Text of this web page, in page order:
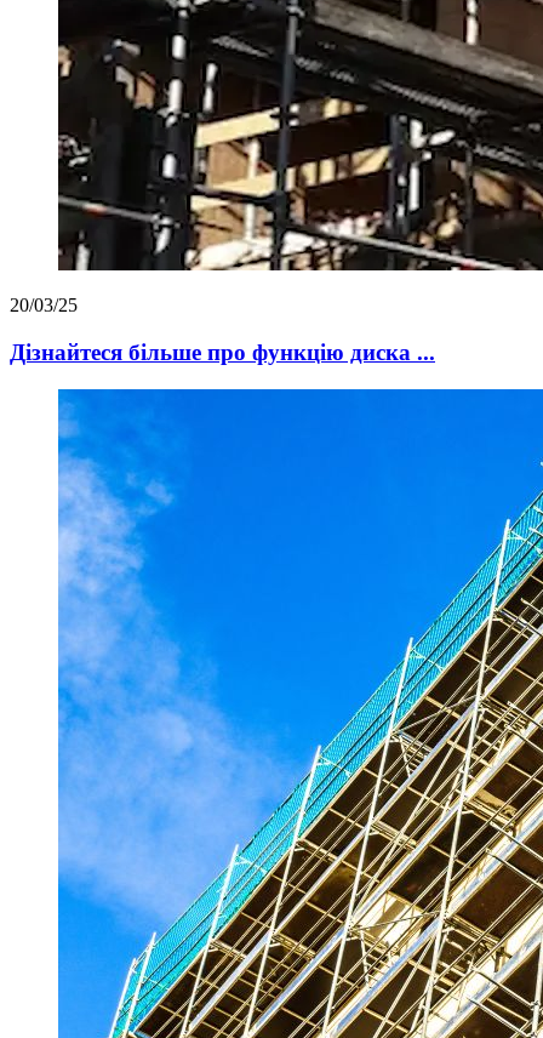
20/03/25
Дізнайтеся більше про функцію диска ...